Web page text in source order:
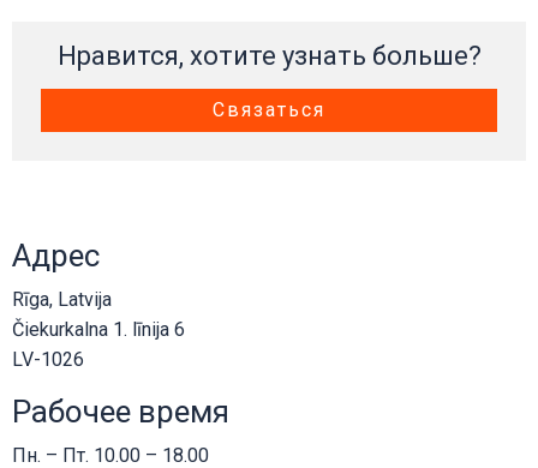
Нравится, хотите узнать больше?
Связаться
Адрес
Rīga, Latvija
Čiekurkalna 1. līnija 6
LV-1026
Рабочее время
Пн. – Пт. 10.00 – 18.00